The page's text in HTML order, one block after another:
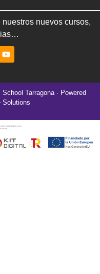
nuevos cursos,
Tarragona · Powered
Solutions